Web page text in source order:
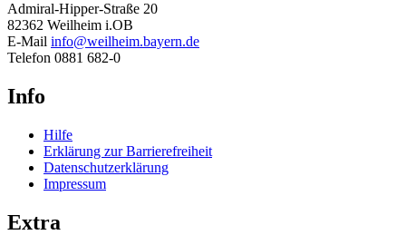
Admiral-Hipper-Straße 20
82362 Weilheim i.OB
E-Mail info@weilheim.bayern.de
Telefon 0881 682-0
Info
Hilfe
Erklärung zur Barrierefreiheit
Datenschutzerklärung
Impressum
Extra